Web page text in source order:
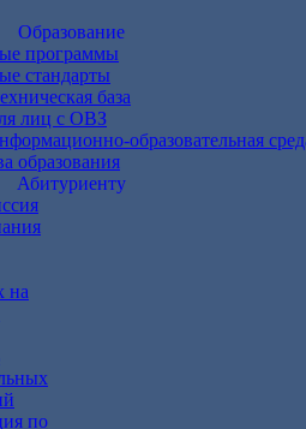
Образование
программы
стандарты
база
лиц с ОВЗ
образовательная
образования
Абитуриенту
на
по